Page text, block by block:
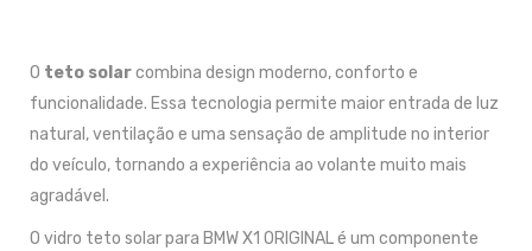
O teto solarcombina design moderno, conforto e
funcionalidade. Essa tecnologia permite maior entrada de luz
natural, ventilação e uma sensação de amplitude no interior
do veículo, tornando a experiência ao volante muito mais
agradável.
O vidro teto solar para BMW X1 ORIGINAL é um componente